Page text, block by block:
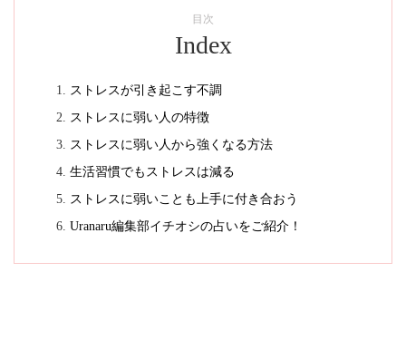
目次
Index
ストレスが引き起こす不調
ストレスに弱い人の特徴
ストレスに弱い人から強くなる方法
生活習慣でもストレスは減る
ストレスに弱いことも上手に付き合おう
Uranaru編集部イチオシの占いをご紹介！